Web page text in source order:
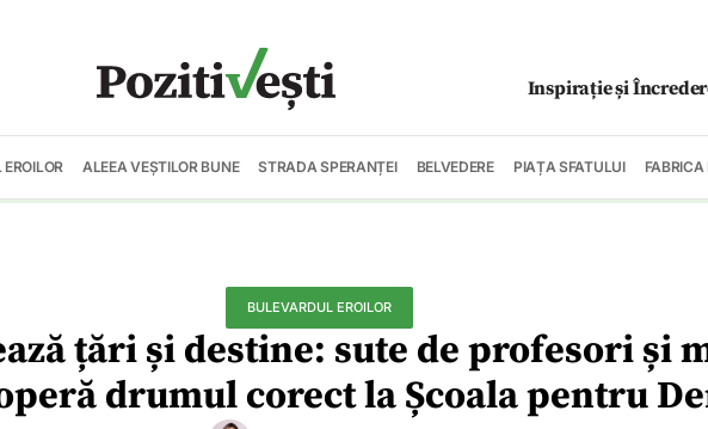
Inspirație și
ALEEA VEȘTILOR BUNE STRADA SPERANȚEI BELVEDERE PIAȚA SFATULUI FABRICA
BULEVARDUL EROILOR
țări și destine: sute de profesori și
drumul corect la Școala pentru